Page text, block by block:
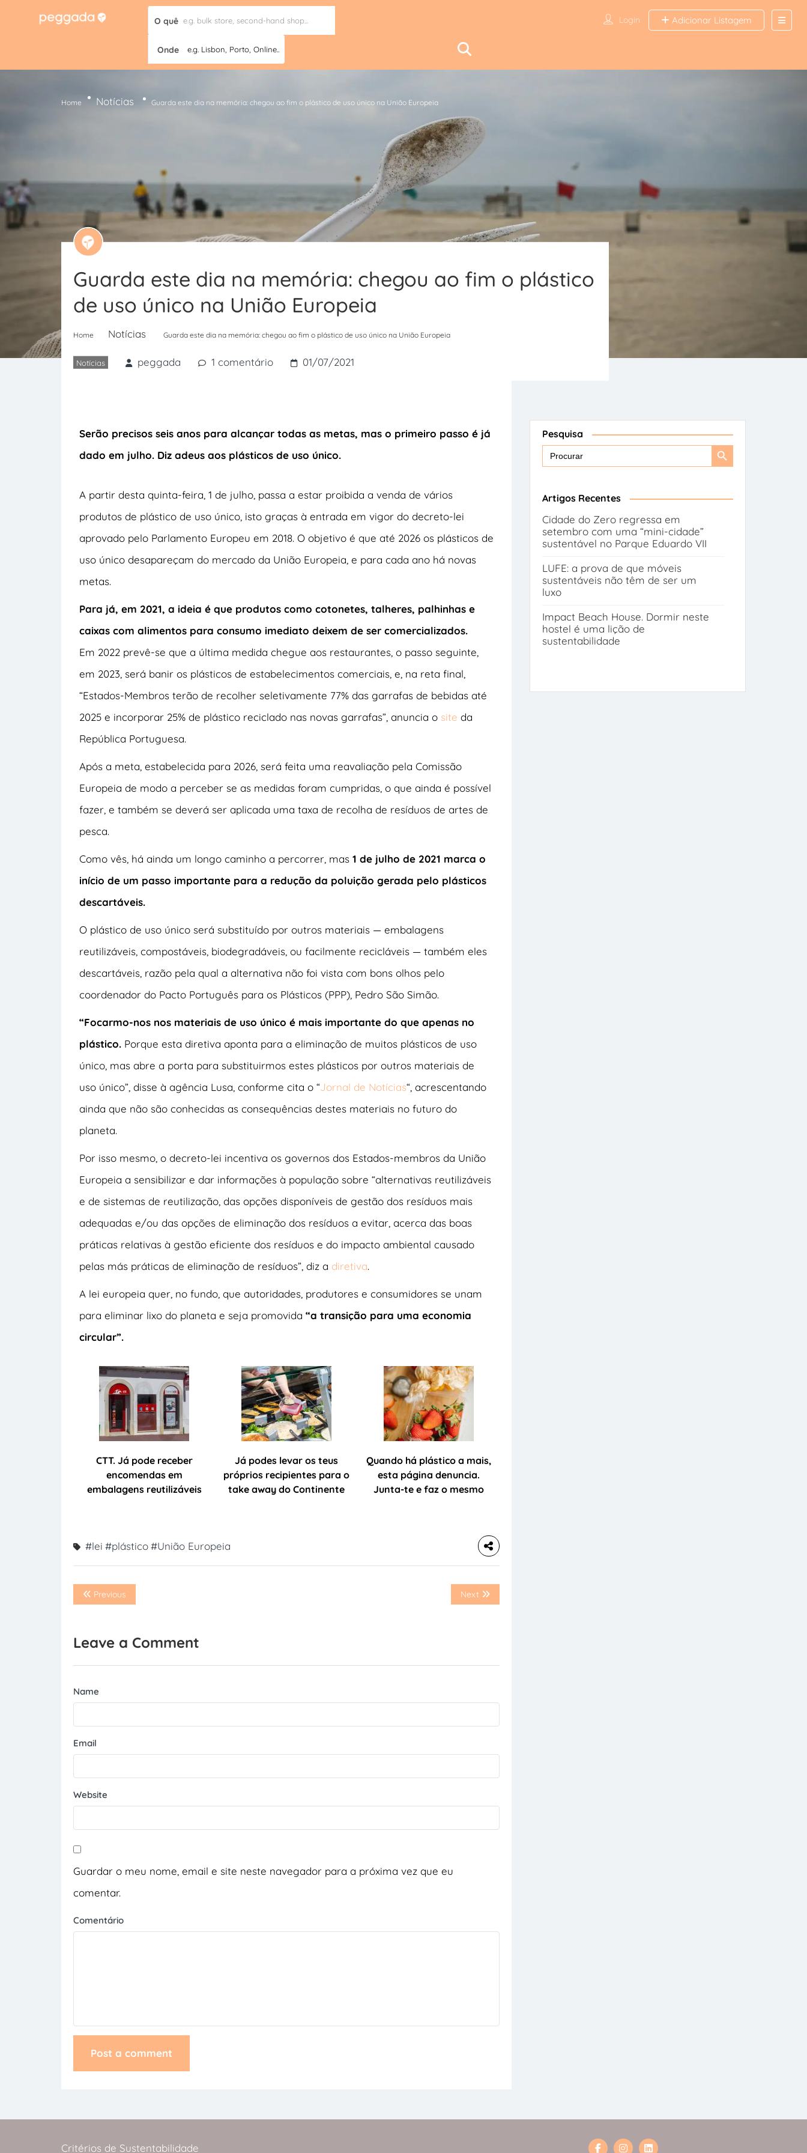
O quê
Onde e.g. Lisbon, Porto, Online..
Login Adicionar Listagem
Home Notícias Guarda este dia na memória: chegou ao fim o plástico de uso único na União Europeia
Guarda este dia na memória: chegou ao fim o plástico
de uso único na União Europeia
Home Notícias Guarda este dia na memória: chegou ao fim o plástico de uso único na União Europeia
Notícias peggada 1 comentário 01/07/2021
Serão precisos seis anos para alcançar todas as metas, mas o primeiro passo é já
dado em julho. Diz adeus aos plásticos de uso único.
A partir desta quinta-feira, 1 de julho, passa a estar proibida a venda de vários
produtos de plástico de uso único, isto graças à entrada em vigor do decreto-lei
aprovado pelo Parlamento Europeu em 2018. O objetivo é que até 2026 os plásticos de
uso único desapareçam do mercado da União Europeia, e para cada ano há novas
metas.
Para já, em 2021, a ideia é que produtos como cotonetes, talheres, palhinhas e
caixas com alimentos para consumo imediato deixem de ser comercializados.
Em 2022 prevê-se que a última medida chegue aos restaurantes, o passo seguinte,
em 2023, será banir os plásticos de estabelecimentos comerciais, e, na reta final,
“Estados-Membros terão de recolher seletivamente 77% das garrafas de bebidas até
2025 e incorporar 25% de plástico reciclado nas novas garrafas”, anuncia o site da
República Portuguesa.
Após a meta, estabelecida para 2026, será feita uma reavaliação pela Comissão
Europeia de modo a perceber se as medidas foram cumpridas, o que ainda é possível
fazer, e também se deverá ser aplicada uma taxa de recolha de resíduos de artes de
pesca.
Como vês, há ainda um longo caminho a percorrer, mas 1 de julho de 2021 marca o
início de um passo importante para a redução da poluição gerada pelo plásticos
descartáveis.
O plástico de uso único será substituído por outros materiais — embalagens
reutilizáveis, compostáveis, biodegradáveis, ou facilmente recicláveis — também eles
descartáveis, razão pela qual a alternativa não foi vista com bons olhos pelo
coordenador do Pacto Português para os Plásticos (PPP), Pedro São Simão.
“Focarmo-nos nos materiais de uso único é mais importante do que apenas no
plástico. Porque esta diretiva aponta para a eliminação de muitos plásticos de uso
único, mas abre a porta para substituirmos estes plásticos por outros materiais de
uso único”, disse à agência Lusa, conforme cita o “Jornal de Notícias“, acrescentando
ainda que não são conhecidas as consequências destes materiais no futuro do
planeta.
Por isso mesmo, o decreto-lei incentiva os governos dos Estados-membros da União
Europeia a sensibilizar e dar informações à população sobre “alternativas reutilizáveis
e de sistemas de reutilização, das opções disponíveis de gestão dos resíduos mais
adequadas e/ou das opções de eliminação dos resíduos a evitar, acerca das boas
práticas relativas à gestão eficiente dos resíduos e do impacto ambiental causado
pelas más práticas de eliminação de resíduos”, diz a diretiva.
A lei europeia quer, no fundo, que autoridades, produtores e consumidores se unam
para eliminar lixo do planeta e seja promovida “a transição para uma economia
circular”.
CTT. Já pode receber
encomendas em
embalagens reutilizáveis
Já podes levar os teus
próprios recipientes para o
take away do Continente
Quando há plástico a mais,
esta página denuncia.
Junta-te e faz o mesmo
#lei #plástico#União Europeia
Previous Next
Leave a Comment
Name
Email
Website
Guardar o meu nome, email e site neste navegador para a próxima vez que eu
comentar.
Comentário
Pesquisa
Search
Search
Artigos Recentes
Cidade do Zero regressa em
setembro com uma “mini-cidade”
sustentável no Parque Eduardo VII
LUFE: a prova de que móveis
sustentáveis não têm de ser um
luxo
Impact Beach House. Dormir neste
hostel é uma lição de
sustentabilidade
Critérios de Sustentabilidade